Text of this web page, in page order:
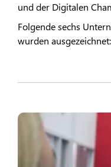
und der Digitalen
Folgende sechs
wurden ausgezeichnet: